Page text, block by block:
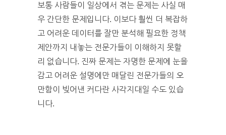
보통 사람들이 일상에서 겪는 문제는 사실 매
우 간단한 문제입니다. 이보다 훨씬 더 복잡하
고 어려운 데이터를 잘만 분석해 필요한 정책
제안까지 내놓는 전문가들이 이해하지 못할
리 없습니다. 진짜 문제는 자명한 문제에 눈을
감고 어려운 설명에만 매달린 전문가들의 오
만함이 빚어낸 커다란 사각지대일 수도 있습
니다.